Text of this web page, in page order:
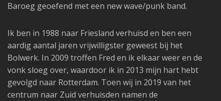
Baroeg geoefend met een new wave/punk band.
Ik ben in 1988 naar Friesland verhuisd en ben een
aardig aantal jaren vrijwilligster geweest bij het
Bolwerk. In 2009 troffen Fred en ik elkaar weer en de
vonk sloeg over, waardoor ik in 2013 mijn hart hebt
gevolgd naar Rotterdam. Toen wij in 2019 van het
centrum naar Zuid verhuisden namen de